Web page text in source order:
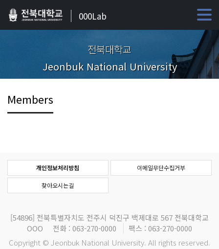
000Lab
전북대학교
Jeonbuk National University
Members
개인정보처리방침 이메일무단수집거부
찾아오시는길
[54896] 전북특별자치도 전주시 덕진구 백제대로 567 전북대학교
OOO
전화 : 063-270-0000
팩스 : 063-270-0000
Copyright © Jeonbuk National University. All rights reserved.